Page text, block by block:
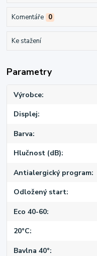
Komentáře 0
Ke stažení
Parametry
Výrobce
Displej
Barva
Hlučnost (dB)
Antialergický program
Odložený start
Eco 40-60
20°C
Bavlna 40°